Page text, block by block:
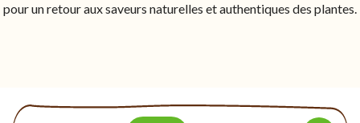
pour un retour aux saveurs naturelles et authentiques des plantes.